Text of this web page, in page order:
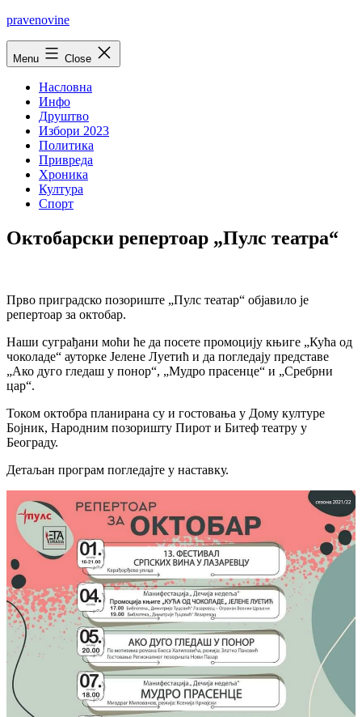
Skip
pravenovine
Menu Close
Насловна
Инфо
Друштво
Избори 2023
Политика
Привреда
Хроника
Култура
Спорт
Октобарски репертоар „Пулс театра“
Прво приградско позориште „Пулс театар“ објавило је
репертоар за октобар.
Наши суграђани моћи ће да посете промоцију књиге „Кућа од
чоколаде“ ауторке Јелене Луетић и да погледају представе
„Ако дуго гледаш у понор“, „Мудро прасенце“ и „Сребрни
цар“.
Током октобра планирана су и гостовања у Дому културе
Бојник, Народним позоришту Пирот и Битеф театру у
Београду.
Детаљан програм погледајте у наставку.